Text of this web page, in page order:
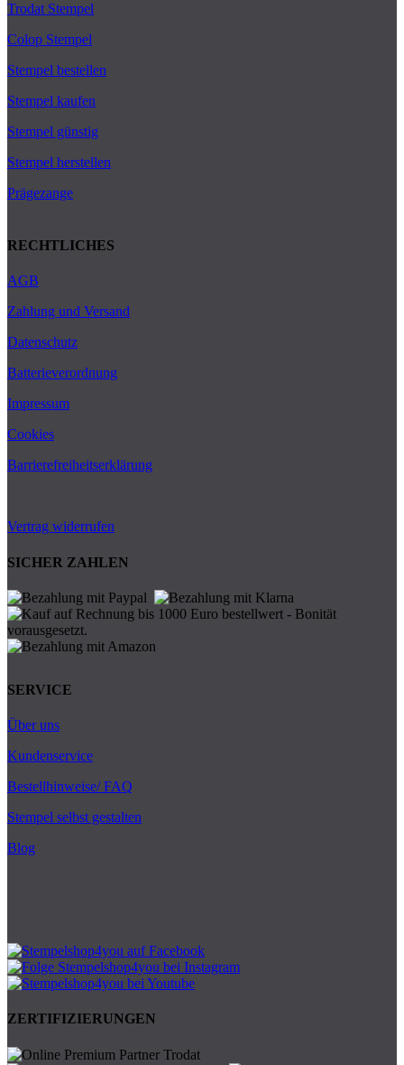
Trodat Stempel
Colop Stempel
Stempel bestellen
Stempel kaufen
Stempel günstig
Stempel herstellen
Prägezange
RECHTLICHES
AGB
Zahlung und Versand
Datenschutz
Batterieverordnung
Impressum
Cookies
Barrierefreiheitserklärung
Vertrag widerrufen
SICHER ZAHLEN
SERVICE
Über uns
Kundenservice
Bestellhinweise/ FAQ
Stempel selbst gestalten
Blog
ZERTIFIZIERUNGEN